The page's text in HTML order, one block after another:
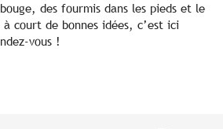
des fourmis dans les pieds et le
court de bonnes idées, c’est ici
vous !